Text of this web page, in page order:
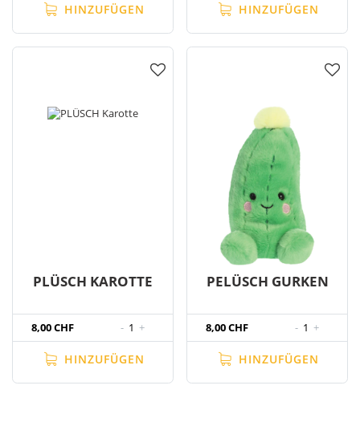
HINZUFÜGEN HINZUFÜGEN
PLÜSCH KAROTTE
8,00 CHF - 1 +
HINZUFÜGEN
PELÜSCH GURKEN
8,00 CHF - 1 +
HINZUFÜGEN